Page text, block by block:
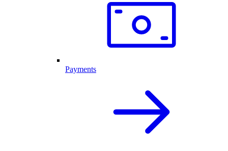
Payments